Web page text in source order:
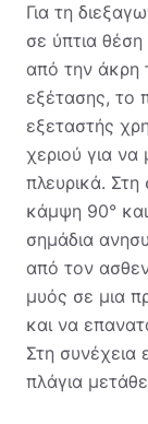
Για τη
σε ύπτια
από την άκρη
εξέτασης, το
εξεταστής
χεριού για να
πλευρικά. Στη
κάμψη 90°
σημάδια
από τον
μυός σε μια
και να
Στη συνέχεια
πλάγια